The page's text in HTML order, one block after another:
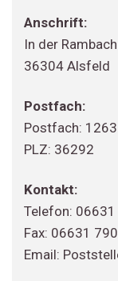
Anschrift:
In der
36304 Alsfeld
Postfach:
Postfach: 1263
PLZ: 36292
Kontakt:
Telefon:
Fax: 06631
Email: